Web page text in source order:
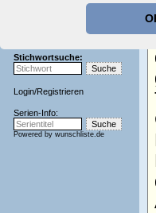
Zeichentrick-Forum
Stichwortsuche:
Login/Registrieren
Serien-Info:
Powered by wunschliste.de